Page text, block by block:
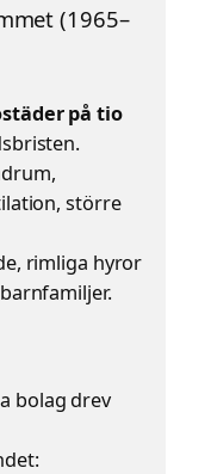
(1965–
på tio
större
rimliga hyror
bolag drev